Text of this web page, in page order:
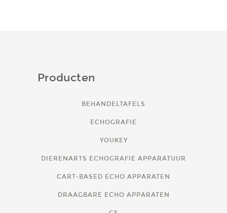
Producten
BEHANDELTAFELS
ECHOGRAFIE
YOUKEY
DIERENARTS ECHOGRAFIE APPARATUUR
CART-BASED ECHO APPARATEN
DRAAGBARE ECHO APPARATEN